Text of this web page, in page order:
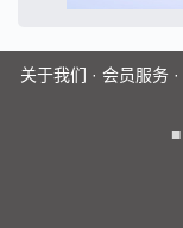
关于我们 · 会员服务·
■